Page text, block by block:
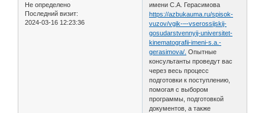
Не определено
Последний визит:
2024-03-16 12:23:36
имени С.А. Герасимова
https://azbukauma.ru/spisok-
vuzov/vgik-–-vserossijskij-
gosudarstvennyij-universitet-
kinematografii-imeni-s.a.-
gerasimova/. Опытные
консультанты проведут вас
через весь процесс
подготовки к поступлению,
помогая с выбором
программы, подготовкой
документов, а также